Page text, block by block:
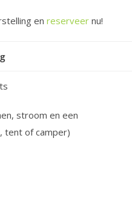
en reserveer nu!
stroom en een
tent of camper)